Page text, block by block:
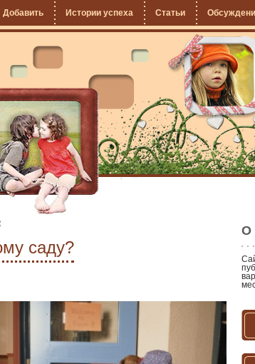
Добавить Истории успеха Статьи
саду?
О